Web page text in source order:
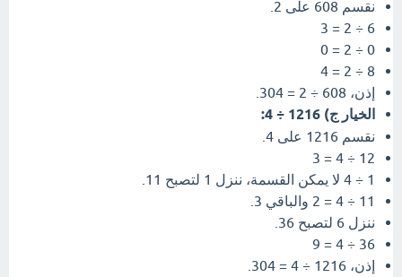
نقسم 608 على 2.
6 ÷ 2 = 3
0 ÷ 2 = 0
8 ÷ 2 = 4
إذن، 608 ÷ 2 = 304.
الخيار ج) 1216 ÷ 4:
نقسم 1216 على 4.
12 ÷ 4 = 3
1 ÷ 4 لا يمكن القسمة، ننزل 1 لتصبح 11.
11 ÷ 4 = 2 والباقي 3.
ننزل 6 لتصبح 36.
36 ÷ 4 = 9
إذن، 1216 ÷ 4 = 304.